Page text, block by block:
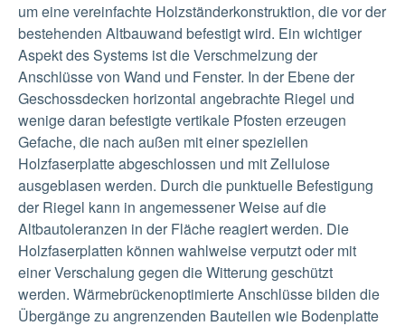
um eine vereinfachte Holzständerkonstruktion, die vor der
bestehenden Altbauwand befestigt wird. Ein wichtiger
Aspekt des Systems ist die Verschmelzung der
Anschlüsse von Wand und Fenster. In der Ebene der
Geschossdecken horizontal angebrachte Riegel und
wenige daran befestigte vertikale Pfosten erzeugen
Gefache, die nach außen mit einer speziellen
Holzfaserplatte abgeschlossen und mit Zellulose
ausgeblasen werden. Durch die punktuelle Befestigung
der Riegel kann in angemessener Weise auf die
Altbautoleranzen in der Fläche reagiert werden. Die
Holzfaserplatten können wahlweise verputzt oder mit
einer Verschalung gegen die Witterung geschützt
werden. Wärmebrückenoptimierte Anschlüsse bilden die
Übergänge zu angrenzenden Bauteilen wie Bodenplatte